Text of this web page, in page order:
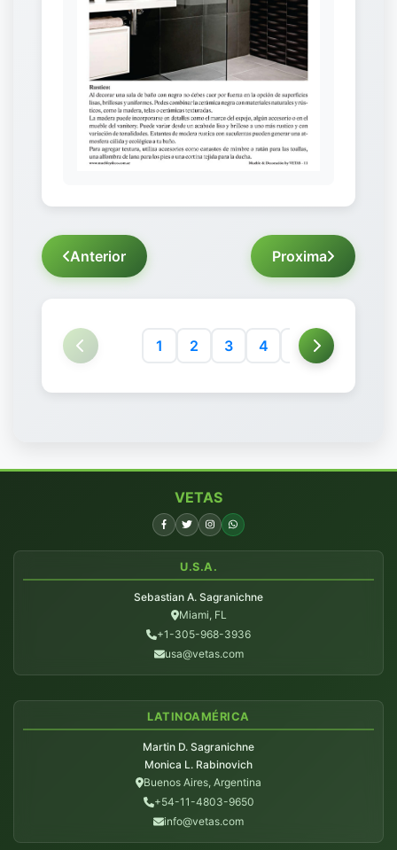
Anterior Proxima
1 2 3 4 5 6
VETAS
U.S.A.
Sebastian A. Sagranichne
Miami, FL
+1-305-968-3936
usa@vetas.com
LATINOAMÉRICA
Martin D. Sagranichne
Monica L. Rabinovich
Buenos Aires, Argentina
+54-11-4803-9650
info@vetas.com